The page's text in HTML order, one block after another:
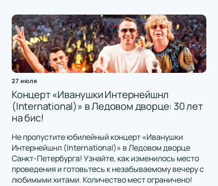
27 июля
Концерт «Иванушки Интернейшнл
(International)» в Ледовом дворце: 30 лет
на бис!
Не пропустите юбилейный концерт «Иванушки
Интернейшнл (International)» в Ледовом дворце
Санкт-Петербурга! Узнайте, как изменилось место
проведения и готовьтесь к незабываемому вечеру с
любимыми хитами. Количество мест ограничено!